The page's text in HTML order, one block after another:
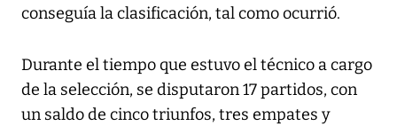
conseguía la clasificación, tal como ocurrió.
Durante el tiempo que estuvo el técnico a cargo
de la selección, se disputaron 17 partidos, con
un saldo de cinco triunfos, tres empates y